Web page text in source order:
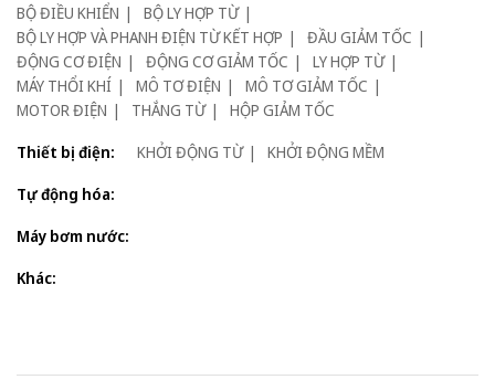
BỘ ĐIỀU KHIỂN
BỘ LY HỢP TỪ
BỘ LY HỢP VÀ PHANH ĐIỆN TỪ KẾT HỢP
ĐẦU GIẢM TỐC
ĐỘNG CƠ ĐIỆN
ĐỘNG CƠ GIẢM TỐC
LY HỢP TỪ
MÁY THỔI KHÍ
MÔ TƠ ĐIỆN
MÔ TƠ GIẢM TỐC
MOTOR ĐIỆN
THẮNG TỪ
HỘP GIẢM TỐC
Thiết bị điện:
KHỞI ĐỘNG TỪ
KHỞI ĐỘNG MỀM
Tự động hóa:
Máy bơm nước:
Khác: